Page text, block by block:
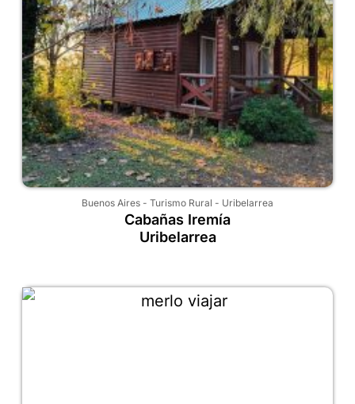
Buenos Aires - Turismo Rural - Uribelarrea
Cabañas Iremía
Uribelarrea